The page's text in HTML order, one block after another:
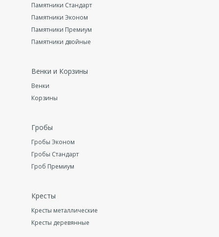
Памятники Стандарт
Памятники Эконом
Памятники Премиум
Памятники двойные
Венки и Корзины
Венки
Корзины
Гробы
Гробы Эконом
Гробы Стандарт
Гроб Премиум
Кресты
Кресты металлические
Кресты деревянные